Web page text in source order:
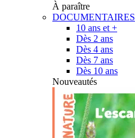
À paraître
DOCUMENTAIRES
10 ans et +
Dès 2 ans
Dès 4 ans
Dès 7 ans
Dès 10 ans
Nouveautés